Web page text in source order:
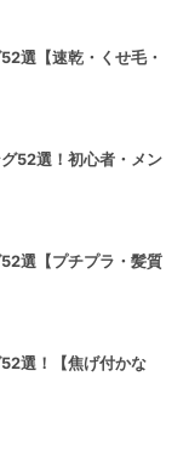
選【速乾・くせ毛・
52選！初心者・メン
選【プチプラ・髪質
選！【焦げ付かな